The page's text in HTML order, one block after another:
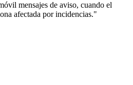
mensajes de aviso, cuando el
afectada por incidencias."